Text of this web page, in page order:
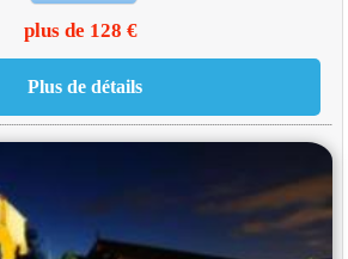
plus de 128 €